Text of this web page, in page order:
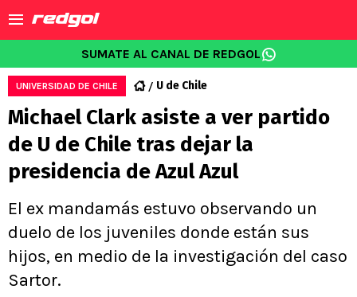
SUMATE AL CANAL DE REDGOL
UNIVERSIDAD DE CHILE U de Chile
Michael Clark asiste a ver partido
de U de Chile tras dejar la
presidencia de Azul Azul
El ex mandamás estuvo observando un
duelo de los juveniles donde están sus
hijos, en medio de la investigación del caso
Sartor.